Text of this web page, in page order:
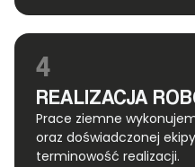
4
REALIZACJA
Prace ziemne
oraz doświadczonej
terminowość realizacji.